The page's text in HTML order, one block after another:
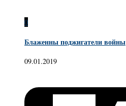
0
Блаженны поджигатели войны
09.01.2019